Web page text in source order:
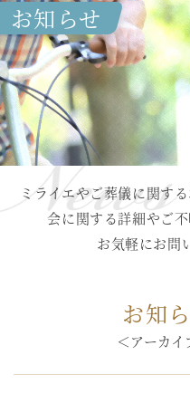
お知らせ
ミライエやご葬儀に関す
会に関する詳細やご
お気軽にお問
お知
＜アーカイ